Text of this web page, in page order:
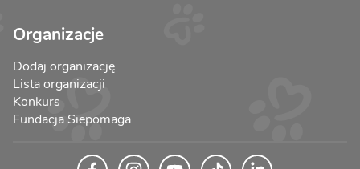
Organizacje
Dodaj organizację
Lista organizacji
Konkurs
Fundacja Siepomaga